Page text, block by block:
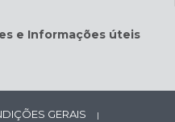
e Informações úteis
GERAIS |